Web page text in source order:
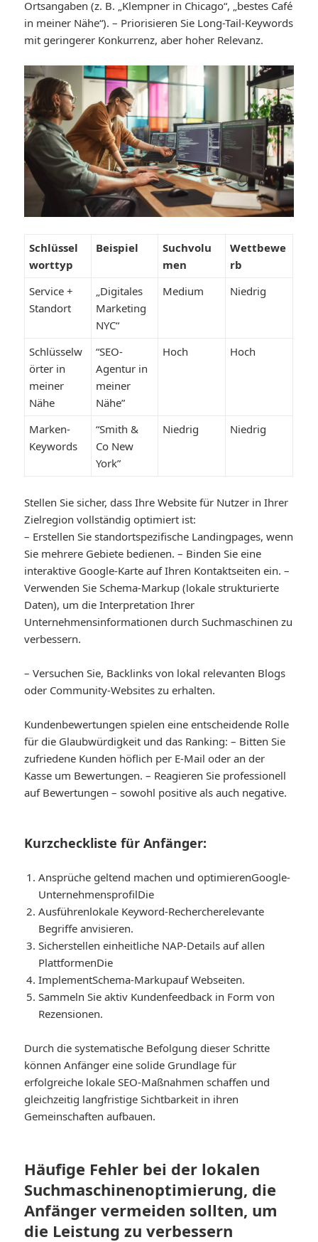
Ortsangaben (z. B. „Klempner in Chicago“, „bestes Café
in meiner Nähe“). – Priorisieren Sie Long-Tail-Keywords
mit geringerer Konkurrenz, aber hoher Relevanz.
Schlüssel
worttyp
Beispiel
Suchvolu
men
Wettbewe
rb
Service +
Standort
„Digitales
Marketing
NYC“
Medium Niedrig
Schlüsselw
örter in
meiner
Nähe
“SEO-
Agentur in
meiner
Nähe”
Hoch Hoch
Marken-
Keywords
“Smith &
Co New
York”
Niedrig Niedrig
Stellen Sie sicher, dass Ihre Website für Nutzer in Ihrer
Zielregion vollständig optimiert ist:
– Erstellen Sie standortspezifische Landingpages, wenn
Sie mehrere Gebiete bedienen. – Binden Sie eine
interaktive Google-Karte auf Ihren Kontaktseiten ein. –
Verwenden Sie Schema-Markup (lokale strukturierte
Daten), um die Interpretation Ihrer
Unternehmensinformationen durch Suchmaschinen zu
verbessern.
– Versuchen Sie, Backlinks von lokal relevanten Blogs
oder Community-Websites zu erhalten.
Kundenbewertungen spielen eine entscheidende Rolle
für die Glaubwürdigkeit und das Ranking: – Bitten Sie
zufriedene Kunden höflich per E-Mail oder an der
Kasse um Bewertungen. – Reagieren Sie professionell
auf Bewertungen – sowohl positive als auch negative.
Kurzcheckliste für Anfänger:
Ansprüche geltend machen und optimierenGoogle-
UnternehmensprofilDie
Ausführenlokale Keyword-Rechercherelevante
Begriffe anvisieren.
Sicherstelleneinheitliche NAP-Details auf allen
PlattformenDie
ImplementSchema-Markupauf Webseiten.
Sammeln Sie aktiv Kundenfeedback in Form von
Rezensionen.
Durch die systematische Befolgung dieser Schritte
können Anfänger eine solide Grundlage für
erfolgreiche lokale SEO-Maßnahmen schaffen und
gleichzeitig langfristige Sichtbarkeit in ihren
Gemeinschaften aufbauen.
Häufige Fehler bei der lokalen
Suchmaschinenoptimierung, die
Anfänger vermeiden sollten, um
die Leistung zu verbessern